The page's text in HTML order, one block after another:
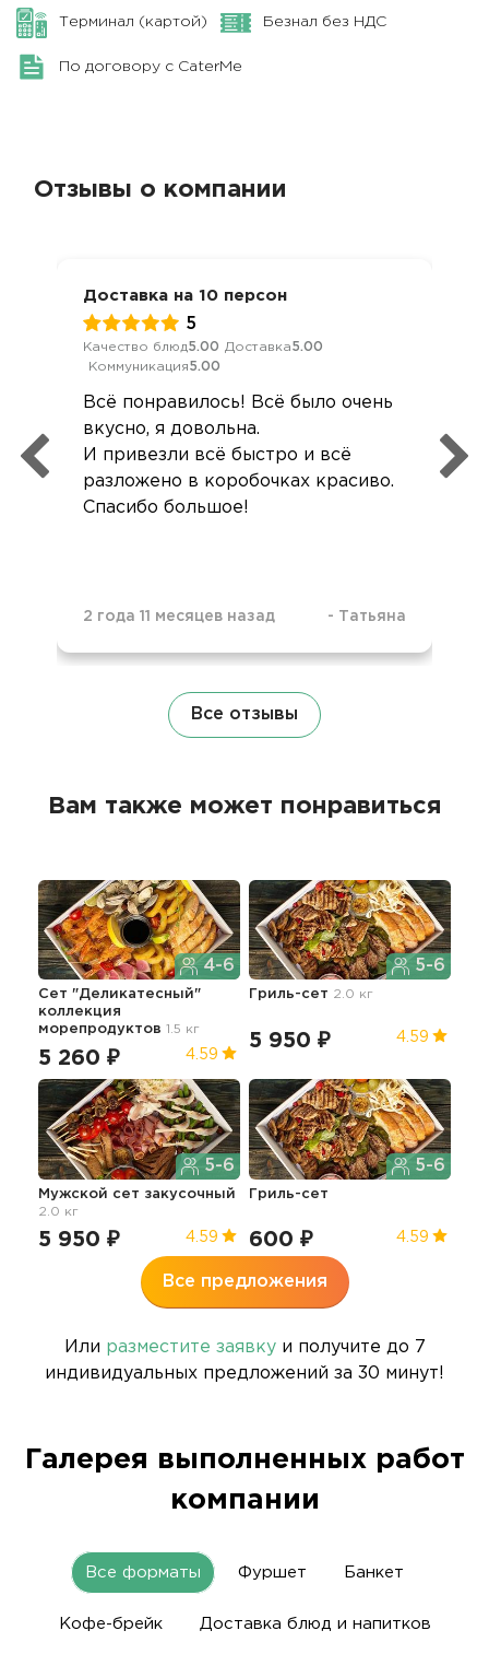
Терминал (картой) Безнал без НДС
По договору с CaterMe
Отзывы о компании
Доставка на 10 персон
5
Качество блюд5.00 Доставка5.00
Коммуникация5.00
Всё понравилось! Всё было очень
вкусно, я довольна.
И привезли всё быстро и всё
разложено в коробочках красиво.
Спасибо большое!
2 года 11 месяцев назад - Татьяна
Все отзывы
Вам также может понравиться
4-6
Сет "Деликатесный"
коллекция
морепродуктов 1.5 кг
5 260 ₽ 4.59
5-6
Гриль-сет 2.0 кг
5 950 ₽ 4.59
5-6
Мужской сет закусочный
2.0 кг
5 950 ₽ 4.59
5-6
Гриль-сет
600 ₽ 4.59
Все предложения
Или разместите заявкуи получите до 7
индивидуальных предложений за 30 минут!
Галерея выполненных работ
компании
Все форматы Фуршет Банкет
Кофе-брейк Доставка блюд и напитков